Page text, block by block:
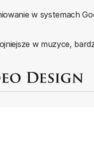
w systemach
w muzyce,